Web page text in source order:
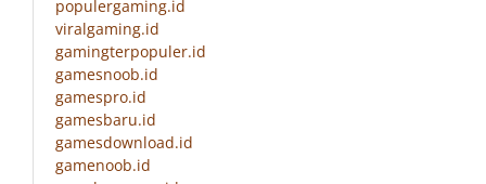
populergaming.id
viralgaming.id
gamingterpopuler.id
gamesnoob.id
gamespro.id
gamesbaru.id
gamesdownload.id
gamenoob.id